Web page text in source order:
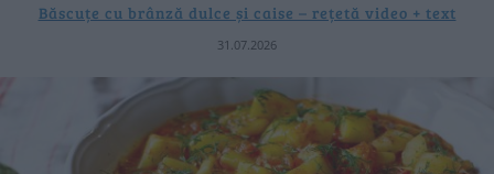
Băscuțe cu brânză dulce și caise – rețetă video + text
31.07.2026